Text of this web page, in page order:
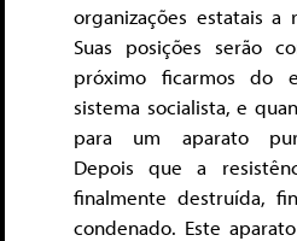
organizações estatais
Suas posições serão
próximo ficarmos do
sistema socialista, e
para um aparato
Depois que a
finalmente destruída,
condenado. Este